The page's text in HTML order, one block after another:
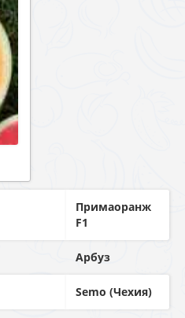
Примаоранж
F1
Арбуз
Semo (Чехия)